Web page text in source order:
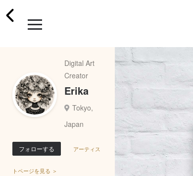
Digital Art
Creator
Erika
Tokyo,
Japan
フォローする アーティス
トページを見る ＞